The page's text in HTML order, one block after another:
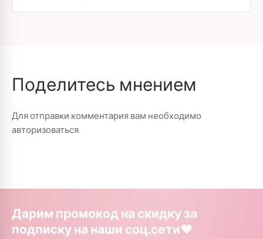
Поделитесь мнением
Для отправки комментария вам необходимо
авторизоваться.
Дарим промокод на скидку за
подписку на наши соц.сети❤️